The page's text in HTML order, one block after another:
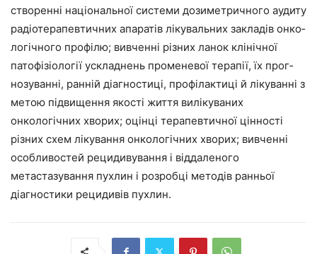
створенні національної системи дозиметрично­го аудиту
радіотерапевтичних апа­ратів лікувальних закладів онко­
логічного профілю; вивченні різних ланок клінічної
патофізіології уск­ладнень променевої терапії, їх прог­
нозуванні, ранній діагностиці, про­філактиці й лікуванні з
метою під­вищення якості життя вилікуваних
онкологічних хворих; оцінці терапев­тичної цінності
різних схем лікуван­ня онкологічних хворих; вивченні
особливостей рецидивування і віддаленого
метастазування пухлин і розробці методів ранньої
діагностики рецидивів пухлин.